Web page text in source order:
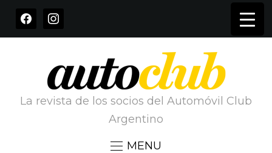
FACEBOOKINSTAGRAM
La revista de los socios del Automóvil Club
Argentino
MENU